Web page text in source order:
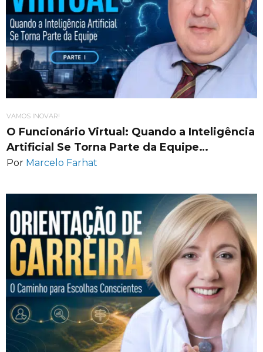
VAMOS INOVAR!
O Funcionário Virtual: Quando a Inteligência
Artificial Se Torna Parte da Equipe…
Por Marcelo Farhat